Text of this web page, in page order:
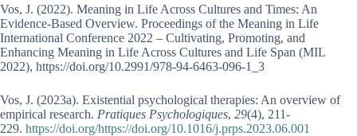
Vos, J. (2022). Meaning in Life Across Cultures and Times: An
Evidence-Based Overview. Proceedings of the Meaning in Life
International Conference 2022 – Cultivating, Promoting, and
Enhancing Meaning in Life Across Cultures and Life Span (MIL
2022), https://doi.org/10.2991/978-94-6463-096-1_3
Vos, J. (2023a). Existential psychological therapies: An overview of
empirical research. Pratiques Psychologiques, 29(4), 211-
229. https://doi.org/https://doi.org/10.1016/j.prps.2023.06.001